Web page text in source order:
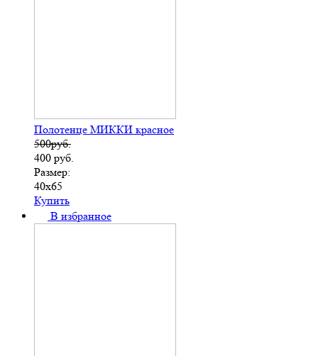
Полотенце МИККИ красное
500руб.
400 руб.
Размер:
40х65
Купить
В избранное